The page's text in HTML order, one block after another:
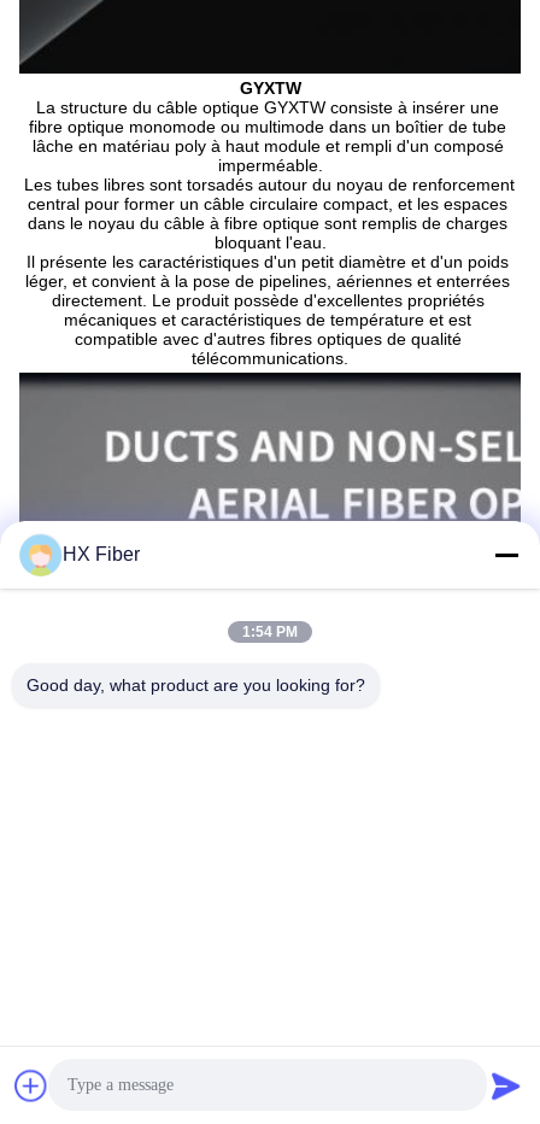
GYXTW
La structure du câble optique GYXTW consiste à insérer une
fibre optique monomode ou multimode dans un boîtier de tube
lâche en matériau poly à haut module et rempli d'un composé
imperméable.
Les tubes libres sont torsadés autour du noyau de renforcement
central pour former un câble circulaire compact, et les espaces
dans le noyau du câble à fibre optique sont remplis de charges
bloquant l'eau.
Il présente les caractéristiques d'un petit diamètre et d'un poids
léger, et convient à la pose de pipelines, aériennes et enterrées
directement. Le produit possède d'excellentes propriétés
mécaniques et caractéristiques de température et est
compatible avec d'autres fibres optiques de qualité
télécommunications.
HX Fiber
1:54 PM
Good day, what product are you looking for?